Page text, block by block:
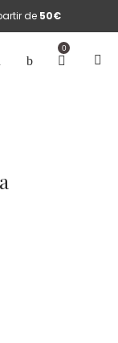
de 50€
0